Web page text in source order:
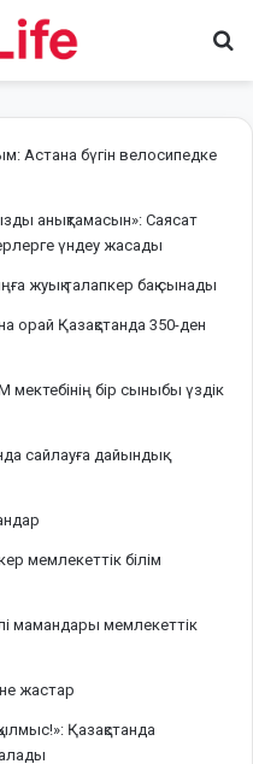
Астана бүгін велосипедке
анықтамасын»: Саясат
үндеу жасады
жуық талапкер бақ сынады
Қазақстанда 350-ден
мектебінің бір сыныбы үздік
сайлауға дайындық
мемлекеттік білім
мамандары мемлекеттік
жастар
Қазақстанда